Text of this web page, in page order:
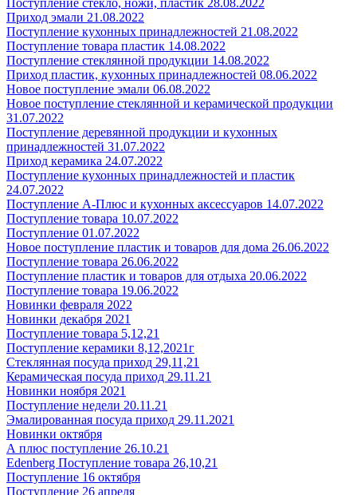
Поступление стекло, ножи, пластик 28.08.2022
Приход эмали 21.08.2022
Поступление кухонных принадлежностей 21.08.2022
Поступление товара пластик 14.08.2022
Поступление стеклянной продукции 14.08.2022
Приход пластик, кухонных принадлежностей 08.06.2022
Новое поступление эмали 06.08.2022
Новое поступление стеклянной и керамической продукции
31.07.2022
Поступление деревянной продукции и кухонных
принадлежностей 31.07.2022
Приход керамика 24.07.2022
Поступление кухонных принадлежностей и пластик
24.07.2022
Поступление А-Плюс и кухонных аксессуаров 14.07.2022
Поступление товара 10.07.2022
Поступление 01.07.2022
Новое поступление пластик и товаров для дома 26.06.2022
Поступление товара 26.06.2022
Поступление пластик и товаров для отдыха 20.06.2022
Поступление товара 19.06.2022
Новинки февраля 2022
Новинки декабря 2021
Поступление товара 5,12,21
Поступление керамики 8,12,2021г
Стеклянная посуда приход 29,11,21
Керамическая посуда приход 29.11.21
Новинки ноября 2021
Поступление недели 20.11.21
Эмалированная посуда приход 29.11.2021
Новинки октября
А плюс поступление 26.10.21
Edenberg Поступление товара 26,10,21
Поступление 16 октября
Поступление 26 апреля